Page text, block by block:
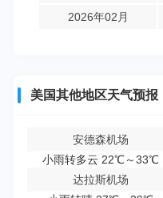
2026年02月
美国其他地区天气预报
安德森机场
小雨转多云 22℃～33℃
达拉斯机场